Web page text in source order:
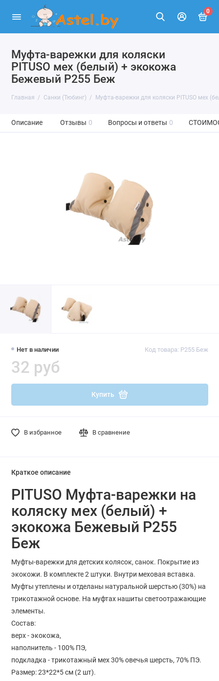
0
Муфта-варежки для коляски
PITUSO мех (белый) + экокожа
Бежевый Р255 Беж
Главная Санки (Тюбинг) Муфта-варежки для коляски PITUSO мех
Описание Отзывы 0 Вопросы и ответы 0
Нет в наличии Код товара: Р255 Беж
32 руб
Купить
В избранное В сравнение
Краткое описание
PITUSO Муфта-варежки на
коляску мех (белый) +
экокожа Бежевый Р255
Беж
Муфты-варежки для детских колясок, санок. Покрытие из
экокожи. В комплекте 2 штуки. Внутри меховая вставка.
Муфты утеплены и отделаны натуральной шерстью (30%) на
трикотажной основе. На муфтах нашиты светоотражающие
элементы.
Состав:
верх - экокожа,
наполнитель - 100% ПЭ,
подкладка - трикотажный мех 30% овечья шерсть, 70% ПЭ.
Размер: 23*22*5 см (2 шт).